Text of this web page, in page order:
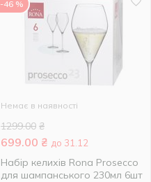
-46 %
Немає в наявності
1299.00 ₴
699.00 ₴ до 31.12
Набір келихів Rona Prosecco
для шампанського 230мл 6шт